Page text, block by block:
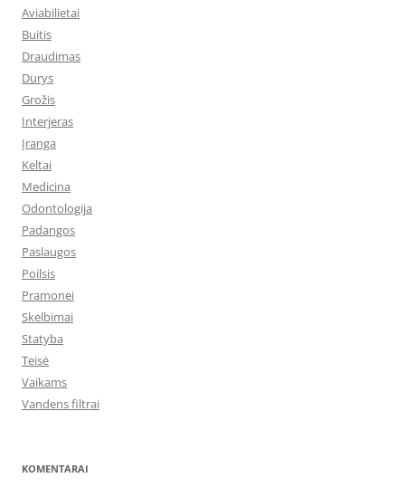
Aviabilietai
Buitis
Draudimas
Durys
Grožis
Interjeras
Įranga
Keltai
Medicina
Odontologija
Padangos
Paslaugos
Poilsis
Pramonei
Skelbimai
Statyba
Teisė
Vaikams
Vandens filtrai
KOMENTARAI